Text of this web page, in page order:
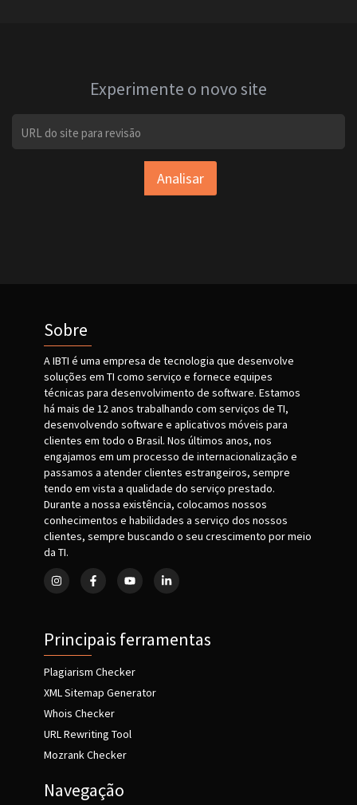
Experimente o novo site
Analisar
Sobre
A IBTI é uma empresa de tecnologia que desenvolve
soluções em TI como serviço e fornece equipes
técnicas para desenvolvimento de software. Estamos
há mais de 12 anos trabalhando com serviços de TI,
desenvolvendo software e aplicativos móveis para
clientes em todo o Brasil. Nos últimos anos, nos
engajamos em um processo de internacionalização e
passamos a atender clientes estrangeiros, sempre
tendo em vista a qualidade do serviço prestado.
Durante a nossa existência, colocamos nossos
conhecimentos e habilidades a serviço dos nossos
clientes, sempre buscando o seu crescimento por meio
da TI.
Principais ferramentas
Plagiarism Checker
XML Sitemap Generator
Whois Checker
URL Rewriting Tool
Mozrank Checker
Navegação